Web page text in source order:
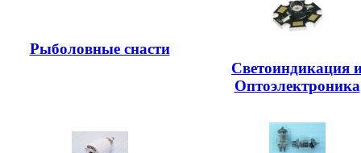
Рыболовные снасти
Светоиндикация
Оптоэлектроника